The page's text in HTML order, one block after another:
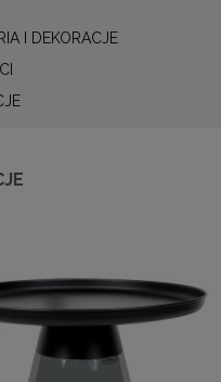
I DEKORACJE